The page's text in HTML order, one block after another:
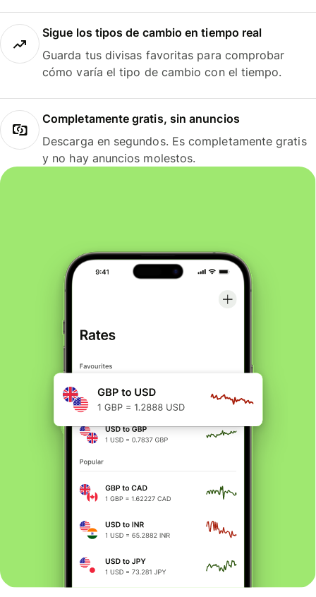
Sigue los tipos de cambio en tiempo real
Guarda tus divisas favoritas para comprobar
cómo varía el tipo de cambio con el tiempo.
Completamente gratis, sin anuncios
Descarga en segundos. Es completamente gratis
y no hay anuncios molestos.